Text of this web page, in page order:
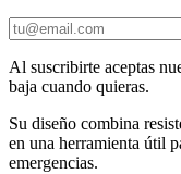
Al suscribirte aceptas
baja cuando quieras.
Su diseño combina
en una herramienta útil
emergencias.